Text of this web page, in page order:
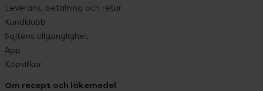
Leverans, betalning och retur
Kundklubb
Sajtens tillgänglighet
App
Köpvillkor
Om recept och läkemedel